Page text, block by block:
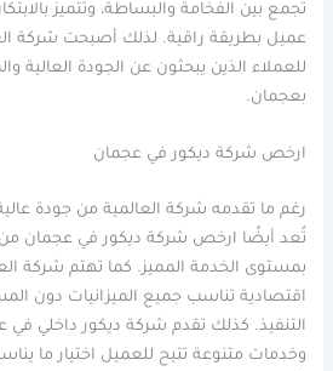
تجمع بين الفخامة والبساطة، وتتميز
عميل بطريقة راقية. لذلك أصبحت شركة
للعملاء الذين يبحثون عن الجودة العالية
بعجمان.
ارخص شركة ديكور في عجمان
رغم ما تقدمه شركة العالمية من جودة
تُعد أيضًا ارخص شركة ديكور في عجمان من
بمستوى الخدمة المميز. كما تهتم شركة
اقتصادية تناسب جميع الميزانيات دون
التنفيذ. كذلك تقدم شركة ديكور داخلي في
وخدمات متنوعة تتيح للعميل اختيار ما